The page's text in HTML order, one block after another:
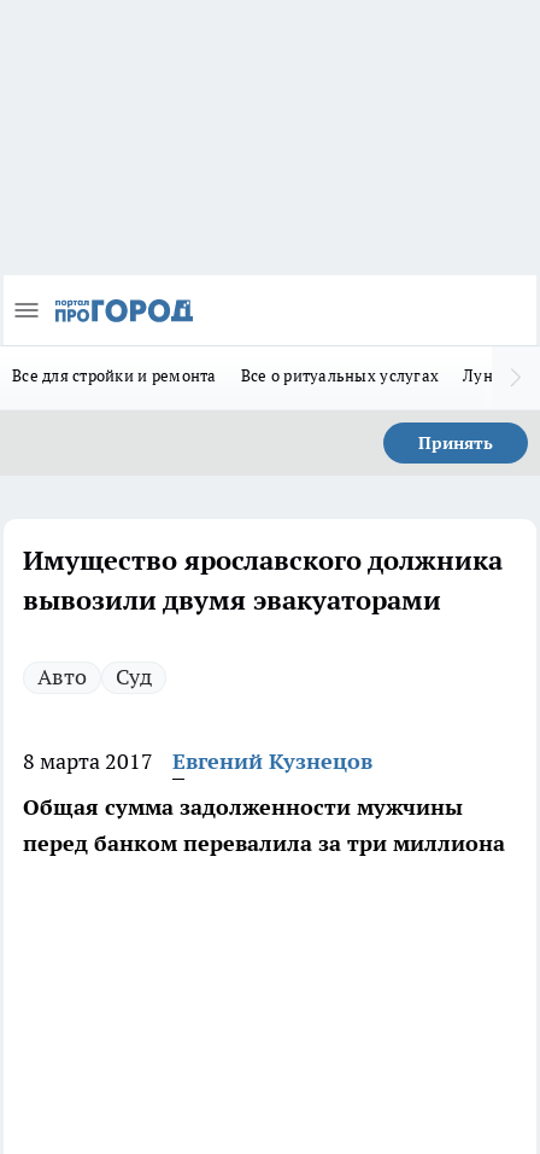
Все для стройки и ремонта Все о ритуальных услугах Лунно-
Принять
Имущество ярославского должника
вывозили двумя эвакуаторами
Авто Суд
8 марта 2017
Евгений Кузнецов
Общая сумма задолженности мужчины
перед банком перевалила за три миллиона